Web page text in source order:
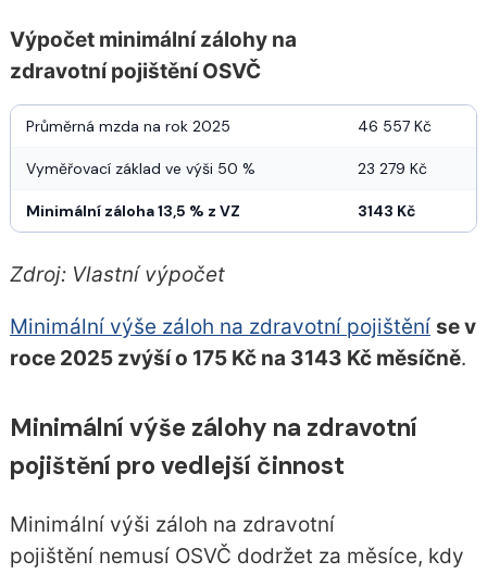
Výpočet minimální zálohy na
zdravotní pojištění OSVČ
Průměrná mzda na rok 2025 46 557 Kč
Vyměřovací základ ve výši 50 % 23 279 Kč
Minimální záloha 13,5 % z VZ 3143 Kč
Zdroj: Vlastní výpočet
Minimální výše záloh na zdravotní pojištění se v
roce 2025 zvýší o 175 Kč na 3143 Kč měsíčně.
Minimální výše zálohy na zdravotní
pojištění pro vedlejší činnost
Minimální výši záloh na zdravotní
pojištění nemusí OSVČ dodržet za měsíce, kdy